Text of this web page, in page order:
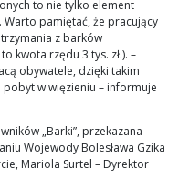
to nie tylko element
pamiętać, że pracujący
z barków
kwota rzędu 3 tys. zł.). –
obywatele, dzięki takim
pobyt w więzieniu – informuje
„Barki”, przekazana
Wojewody Bolesława Gzika
Mariola Surtel – Dyrektor